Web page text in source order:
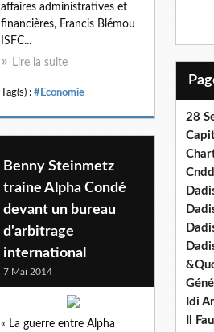
affaires administratives et
financières, Francis Blémou
ISFC...
Lire la suite
Tag(s) : #Economie
Benny Steinmetz
traine Alpha Condé
devant un bureau
d'arbitrage
international
7 Mai 2014
« La guerre entre Alpha
28
Idi
Il